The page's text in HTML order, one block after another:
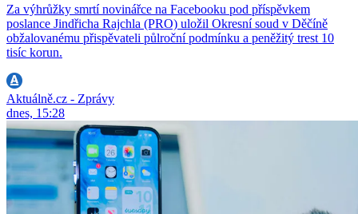
Za výhrůžky smrtí novinářce na Facebooku pod příspěvkem
poslance Jindřicha Rajchla (PRO) uložil Okresní soud v Děčíně
obžalovanému přispěvateli půlroční podmínku a peněžitý trest 10
tisíc korun.
Aktuálně.cz - Zprávy
dnes, 15:28